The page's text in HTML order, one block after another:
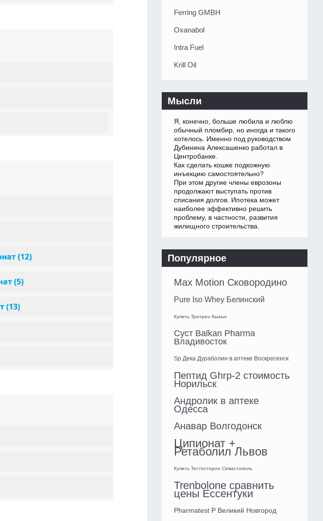
Ferring GMBH
Oxanabol
Intra Fuel
Krill Oil
Мысли
Я, конечно, больше любила и люблю
обычный пломбир, но иногда и такого
хотелось. Именно под руководством
Дубинина Алексашенко работал в
Центробанке.
Как сделать кошке подкожную
инъекцию самостоятельно?
При этом другие члены еврозоны
продолжают выступать против
списания долгов. Ипотека может
наиболее эффективно решить
проблему, в частности, развития
жилищного строительства.
Популярное
Max Motion Сковородино
Pure Iso Whey Белинский
Купить Тритрен Кызыл
Суст Balkan Pharma
Владивосток
Sp Дека Дураболин в аптеке Воскресенск
Пептид Ghrp-2 стоимость
Норильск
Андролик в аптеке
Одесса
Анавар Волгодонск
Ципионат +
Ретаболил Львов
Купить Тестостерон Севастополь
Trenbolone сравнить
цены Ессентуки
Pharmatest P Великий Новгород